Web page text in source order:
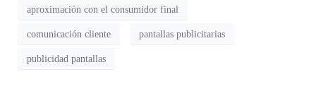
aproximación con el consumidor final
comunicación cliente pantallas publicitarias
publicidad pantallas